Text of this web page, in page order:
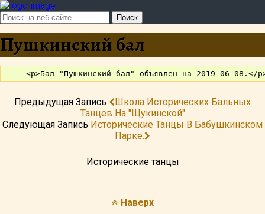
Пушкинский бал
Предыдущая Запись
Школа Исторических Бальных
Танцев На "Щукинской"
Следующая Запись Исторические Танцы В Бабушкинском
Парке.
Исторические танцы
Наверх